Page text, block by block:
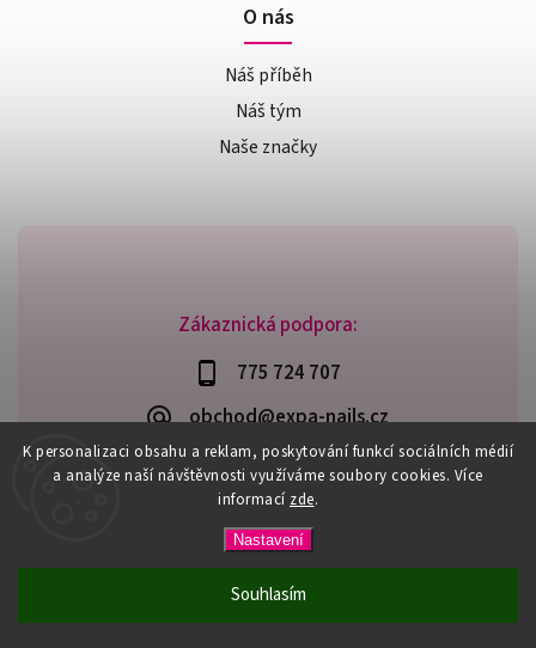
K personalizaci obsahu a reklam, poskytování funkcí sociálních médií
a analýze naší návštěvnosti využíváme soubory cookies. Více
informací zde.
Nastavení
Souhlasím
PŘI NÁKUPU NAD 600,- MÁTE DOPRAVU ZDARMA / DÁREK K
Zákaznická podpora:
775 724 707
obchod@expa-nails.cz
O nás
Náš příběh
Náš tým
Naše značky
Expanails.cz. Všechna práva vyhrazena.
Upravit nastavení cookies
VytvořilShoptet | Design